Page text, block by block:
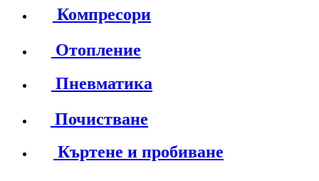
Компресори
Отопление
Пневматика
Почистване
Къртене и пробиване